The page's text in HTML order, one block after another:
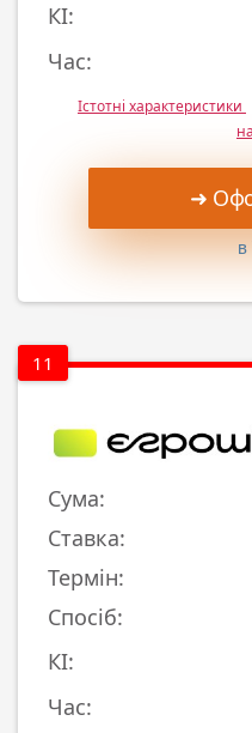
КІ:
Час:
Істотні характеристики
➜
в
11
Сума:
Ставка:
Термін:
Спосіб:
КІ:
Час: